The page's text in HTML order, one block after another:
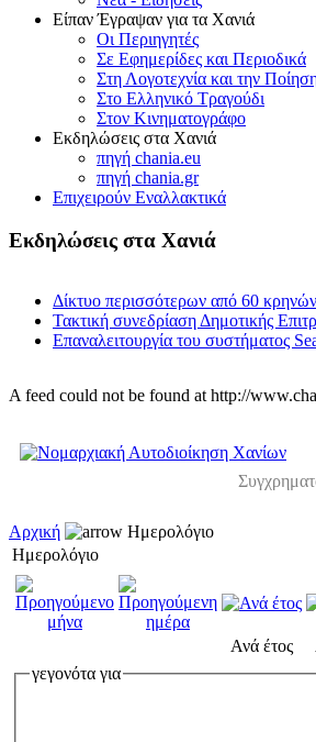
Είπαν Έγραψαν για τα Χανιά
Οι Περιηγητές
Σε Εφημερίδες και Περιοδικά
Στη Λογοτεχνία και την
Στο Ελληνικό Τραγούδι
Στον Κινηματογράφο
Εκδηλώσεις στα Χανιά
πηγή chania.eu
πηγή chania.gr
Επιχειρούν Εναλλακτικά
Εκδηλώσεις στα Χανιά
Δίκτυο περισσότερων από 60
Τακτική συνεδρίαση Δημοτικής
Επαναλειτουργία του συστήματος
A feed could not be found at http://
Αρχική
Ημερολόγιο
Ημερολόγιο
Ανά έτος
γεγονότα για